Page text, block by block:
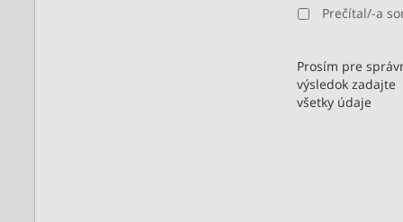
Prečítal/-a
Prosím pre
výsledok zadajte
všetky údaje